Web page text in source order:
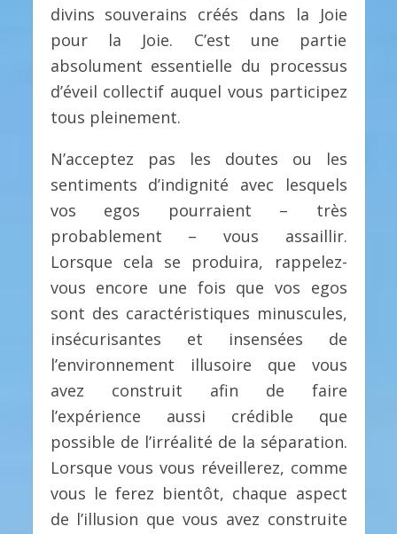
divins souverains créés dans la Joie
pour la Joie. C’est une partie
absolument essentielle du processus
d’éveil collectif auquel vous participez
tous pleinement.
N’acceptez pas les doutes ou les
sentiments d’indignité avec lesquels
vos egos pourraient – très
probablement – vous assaillir.
Lorsque cela se produira, rappelez-
vous encore une fois que vos egos
sont des caractéristiques minuscules,
insécurisantes et insensées de
l’environnement illusoire que vous
avez construit afin de faire
l’expérience aussi crédible que
possible de l’irréalité de la séparation.
Lorsque vous vous réveillerez, comme
vous le ferez bientôt, chaque aspect
de l’illusion que vous avez construite